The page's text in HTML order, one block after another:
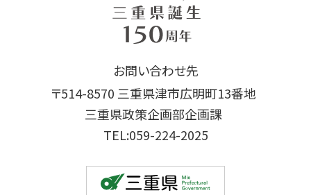
お問い合わせ先
〒514-8570 三重県津市広明町13番地
三重県政策企画部企画課
TEL:059-224-2025